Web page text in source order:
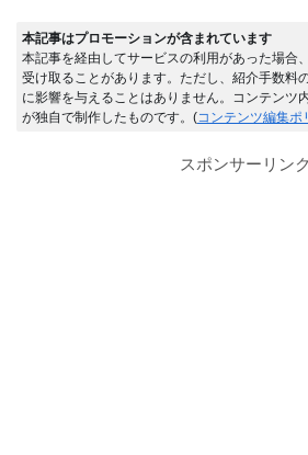
本記事はプロモーションが含まれています
本記事を経由してサービスの利用があった場合
受け取ることがあります。ただし、紹介手数料
に影響を与えることはありません。コンテンツ
が独自で制作したものです。(コンテンツ編集ポ
スポンサーリンク